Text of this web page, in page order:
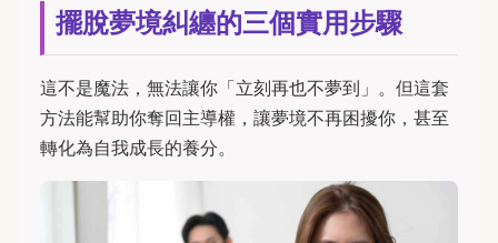
擺脫夢境糾纏的三個實用步驟
這不是魔法，無法讓你「立刻再也不夢到」。但這套
方法能幫助你奪回主導權，讓夢境不再困擾你，甚至
轉化為自我成長的養分。